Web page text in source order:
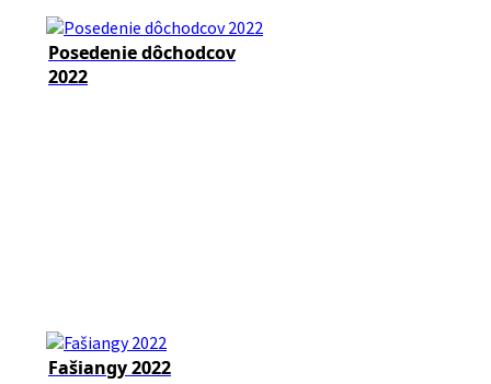
Posedenie dôchodcov
2022
Fašiangy 2022